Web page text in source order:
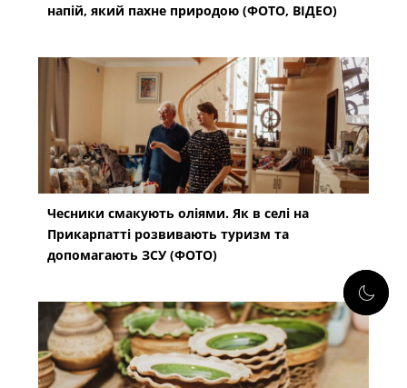
напій, який пахне природою (ФОТО, ВІДЕО)
Чесники смакують оліями. Як в селі на
Прикарпатті розвивають туризм та
допомагають ЗСУ (ФОТО)